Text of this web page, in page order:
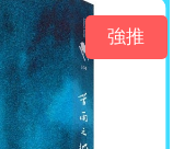
強推